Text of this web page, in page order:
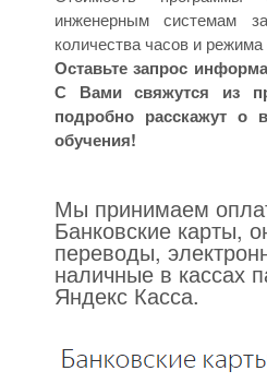
инженерным системам
количества часов и
Оставьте запрос
С Вами свяжутся из
подробно расскажут о
обучения!
Мы принимаем
Банковские карты,
переводы,
наличные в кассах
Яндекс Касса.